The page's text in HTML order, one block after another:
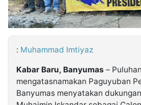
: Muhammad Imtiyaz
Kabar Baru, Banyumas –
mengatasnamakan Paguyuban
Banyumas menyatakan